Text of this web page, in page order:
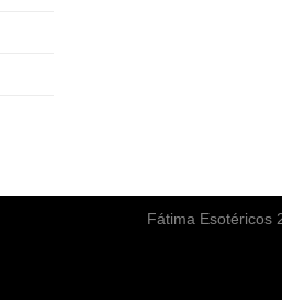
Fátima Esotéricos